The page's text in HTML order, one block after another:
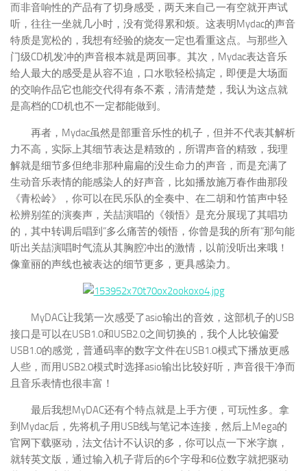
而非音响性的产品有了切身感受，两天来自己一有空就开声试
听，往往一坐就几小时，没有觉得累和烦。这表明Mydac的声音
特质是宽松的，我想有经验的烧友一定也看重这点。与那些入
门级CD机发冲的声音根本就是两回事。其次，Mydac表达音乐
给人最大的感受是从容不迫，口水歌轻松搞定，即便是大场面
的交响作品它也能交代得有条不紊，清清楚楚，我认为这点就
是高档的CD机也不一定都能做到。
再者，Mydac虽然是部重音乐性的机子，但并不代表其解析
力不高，实际上其细节表达是精致的，所谓声音的精致，我理
解就是细节多但绝非那种扁扁的没生命力的声音，而是充满了
生动音乐表情的能感染人的好声音，比如播放施万春作曲那段
《青松岭》，你可以在民乐队的全奏中、在二胡和竹笛声中轻
松辨别笙的演奏声，关喆演唱的《领悟》是充分展现了其唱功
的，其中转调后唱到”多么痛苦的领悟，你曾是我的所有”那句能
听出关喆演唱时气流从其胸腔冲出的激情，以前没听出来哦！
像童丽的声线也被表达的细节更多，更具感染力。
MyDAC让我第一次感受了asio输出的音效，这部机子的USB
接口是可以在USB1.0和USB2.0之间切换的，我个人比较偏爱
USB1.0的感觉，普通码率的数字文件在USB1.0模式下播放更感
人些，而用USB2.0模式时选择asio输出比较好听，声音很干净而
且音乐表情也很丰富！
最后我想MyDAC还有个特点就是上手方便，可玩性多。拿
到Mydac后，先将机子用USB线与笔记本连接，然后上Mega的
官网下载驱动，法文估计不认识的多，你可以点一下米字旗，
就转英文版，通过输入机子背后的6个字母和6位数字就把驱动